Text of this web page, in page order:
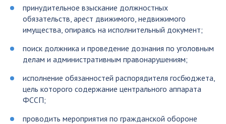
принудительное взыскание должностных
обязательств, арест движимого, недвижимого
имущества, опираясь на исполнительный документ;
поиск должника и проведение дознания по уголовным
делам и административным правонарушениям;
исполнение обязанностей распорядителя госбюджета,
цель которого содержание центрального аппарата
ФССП;
проводить мероприятия по гражданской обороне